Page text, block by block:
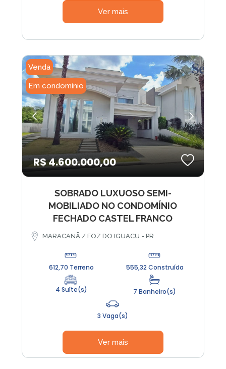
Ver mais
Venda
Em condomínio
R$ 4.600.000,00
SOBRADO LUXUOSO SEMI-
MOBILIADO NO CONDOMÍNIO
FECHADO CASTEL FRANCO
MARACANÃ / FOZ DO IGUACU - PR
612,70 Terreno 555,32 Construída
4 Suíte(s) 7 Banheiro(s)
3 Vaga(s)
Ver mais